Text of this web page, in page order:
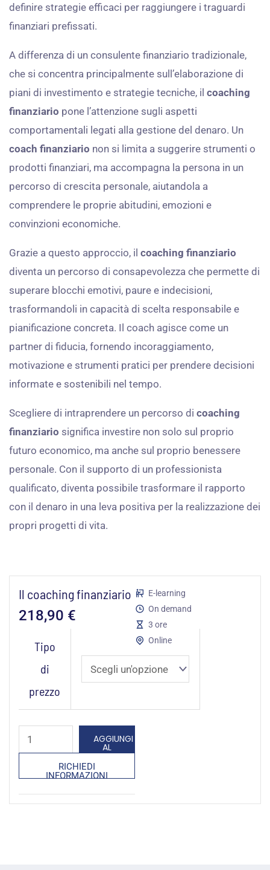
definire strategie efficaci per raggiungere i traguardi
finanziari prefissati.
A differenza di un consulente finanziario tradizionale,
che si concentra principalmente sull’elaborazione di
piani di investimento e strategie tecniche, il coaching
finanziario pone l’attenzione sugli aspetti
comportamentali legati alla gestione del denaro. Un
coach finanziario non si limita a suggerire strumenti o
prodotti finanziari, ma accompagna la persona in un
percorso di crescita personale, aiutandola a
comprendere le proprie abitudini, emozioni e
convinzioni economiche.
Grazie a questo approccio, il coaching finanziario
diventa un percorso di consapevolezza che permette di
superare blocchi emotivi, paure e indecisioni,
trasformandoli in capacità di scelta responsabile e
pianificazione concreta. Il coach agisce come un
partner di fiducia, fornendo incoraggiamento,
motivazione e strumenti pratici per prendere decisioni
informate e sostenibili nel tempo.
Scegliere di intraprendere un percorso di coaching
finanziario significa investire non solo sul proprio
futuro economico, ma anche sul proprio benessere
personale. Con il supporto di un professionista
qualificato, diventa possibile trasformare il rapporto
con il denaro in una leva positiva per la realizzazione dei
propri progetti di vita.
Il coaching finanziario
218,90 €
Tipo
di
prezzo
coaching
finanziario
quantità
AGGIUNGI
AL
CARRELLO
RICHIEDI
INFORMAZIONI
E-learning
On demand
3 ore
Online